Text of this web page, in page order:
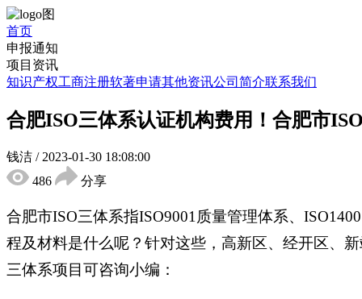
首页
申报通知
项目资讯
知识产权工商注册软著申请其他资讯公司简介联系我们
合肥ISO三体系认证机构费用！合肥市
钱洁 / 2023-01-30 18:08:00
486
分享
合肥市ISO三体系指ISO9001质量管理体系、
程及材料是什么呢？针对这些，高新区、经开区、
三体系项目可咨询小编：